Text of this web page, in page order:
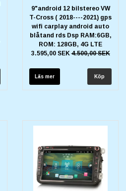
9"android 12 bilstereo VW
T-Cross ( 2018----2021) gps
wifi carplay android auto
blåtand rds Dsp RAM:6GB,
ROM: 128GB, 4G LTE
3.595,00 SEK4.500,00 SEK
Läs mer